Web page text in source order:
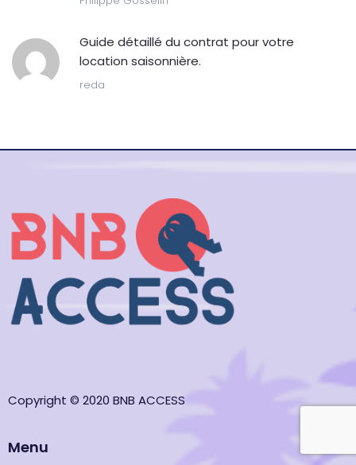
Guide détaillé du contrat pour votre
location saisonnière.
reda
Copyright © 2020 BNB ACCESS
Menu